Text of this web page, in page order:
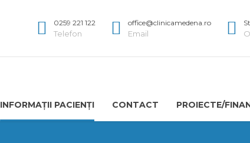
0259 221 122
Telefon
office@clinicamedena.ro
Email
INFORMAȚII PACIENȚI CONTACT PROIECTE/